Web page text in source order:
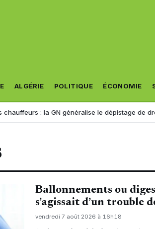
ALGÉRIE POLITIQUE ÉCONOMIE
GN généralise le dépistage de drogues
Ballonnements ou
s’agissait d’un trouble
vendredi 7 août 2026 à 16h18